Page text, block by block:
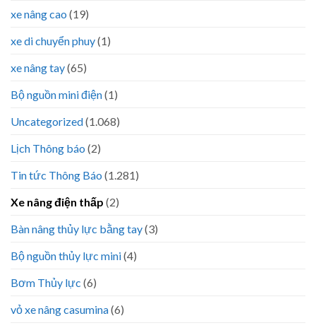
xe nâng cao (19)
xe di chuyển phuy(1)
xe nâng tay(65)
Bộ nguồn mini điện(1)
Uncategorized(1.068)
Lịch Thông báo (2)
Tin tức Thông Báo (1.281)
Xe nâng điện thấp (2)
Bàn nâng thủy lực bằng tay(3)
Bộ nguồn thủy lực mini(4)
Bơm Thủy lực (6)
vỏ xe nâng casumina(6)